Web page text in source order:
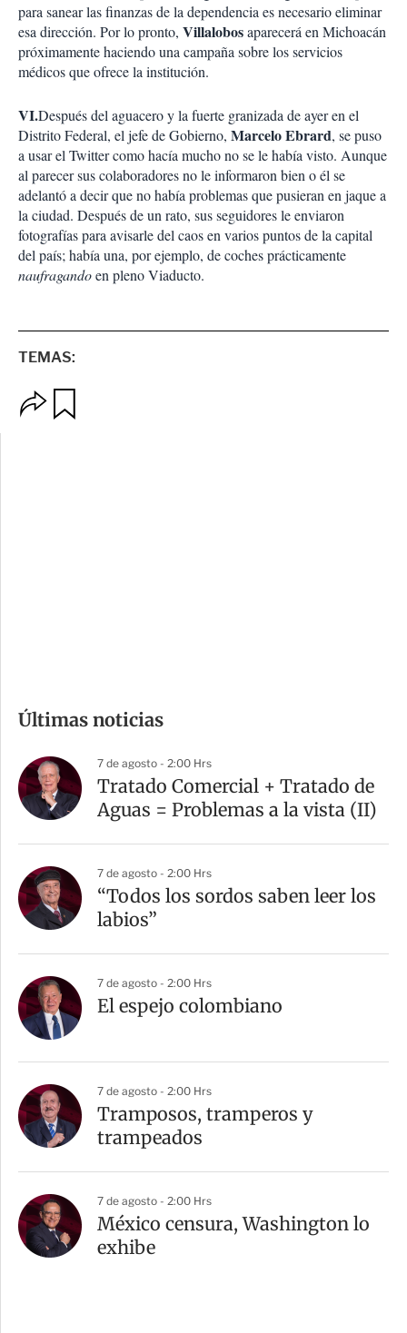
para sanear las finanzas de la dependencia es necesario eliminar
esa dirección. Por lo pronto, Villalobosaparecerá en Michoacán
próximamente haciendo una campaña sobre los servicios
médicos que ofrece la institución.
VI.Después del aguacero y la fuerte granizada de ayer en el
Distrito Federal, el jefe de Gobierno, Marcelo Ebrard, se puso
a usar el Twitter como hacía mucho no se le había visto. Aunque
al parecer sus colaboradores no le informaron bien o él se
adelantó a decir que no había problemas que pusieran en jaque a
la ciudad. Después de un rato, sus seguidores le enviaron
fotografías para avisarle del caos en varios puntos de la capital
del país; había una, por ejemplo, de coches prácticamente
naufragandoen pleno Viaducto.
TEMAS:
p
p
a
r
t
Últimas noticias
7 de agosto - 2:00 Hrs
Tratado Comercial + Tratado de
Aguas = Problemas a la vista (II)
7 de agosto - 2:00 Hrs
“Todos los sordos saben leer los
labios”
7 de agosto - 2:00 Hrs
El espejo colombiano
7 de agosto - 2:00 Hrs
Tramposos, tramperos y
trampeados
7 de agosto - 2:00 Hrs
México censura, Washington lo
exhibe